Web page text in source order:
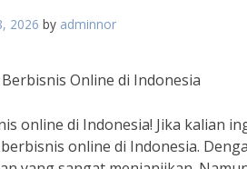
2026 by adminnor
Online di Indonesia
online di Indonesia! Jika kalian
online di Indonesia.